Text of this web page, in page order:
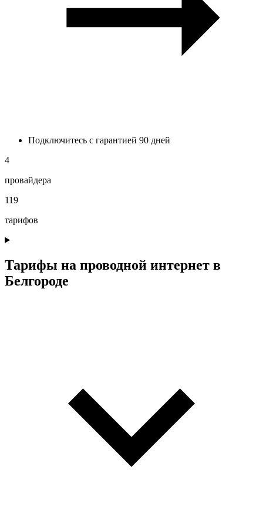
Подключитесь с гарантией 90 дней
4
провайдера
119
тарифов
Тарифы на проводной интернет в
Белгороде